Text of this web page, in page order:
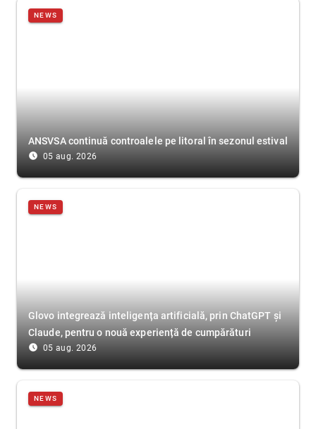
NEWS
ANSVSA continuă controalele pe litoral în sezonul estival
access_time_filled 05 aug. 2026
NEWS
Glovo integrează inteligența artificială, prin ChatGPT și
Claude, pentru o nouă experiență de cumpărături
access_time_filled 05 aug. 2026
NEWS